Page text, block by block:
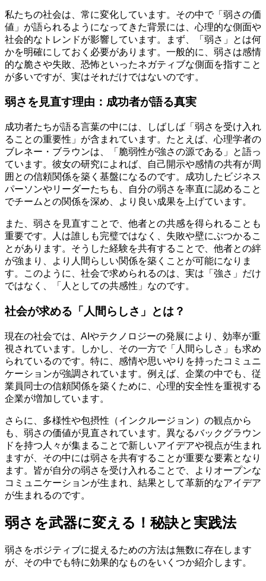
私たちの社会は、常に変化しています。その中で「弱さの価
値」が語られるようになってきた背景には、心理的な側面や
社会的なトレンドが影響しています。まず、「弱さ」とは何
かを明確にしておく必要があります。一般的に、弱さは感情
的な脆さや失敗、恐怖といったネガティブな側面を指すこと
が多いですが、実はそれだけではないのです。
弱さを見直す理由：成功者が語る真実
成功者たちが語る言葉の中には、しばしば「弱さを受け入れ
ることの重要性」が含まれています。たとえば、心理学者の
ブレネー・ブラウンは、「脆弱性が強さの源である」と語っ
ています。彼女の研究によれば、自己開示や感情の共有が周
囲との信頼関係を築く基盤になるのです。成功したビジネス
パーソンやリーダーたちも、自分の弱さを率直に認めること
でチームとの関係を深め、より良い成果を上げています。
また、弱さを見直すことで、他者との共感を得られることも
重要です。人は誰しも完璧ではなく、失敗や壁にぶつかるこ
とがあります。そうした経験を共有することで、他者との絆
が強まり、より人間らしい関係を築くことが可能になりま
す。このように、社会で求められるのは、実は「強さ」だけ
ではなく、「人としての共感性」なのです。
社会が求める「人間らしさ」とは？
現在の社会では、AIやテクノロジーの発展により、効率が重
視されています。しかし、その一方で「人間らしさ」も求め
られているのです。特に、感情や思いやりを持ったコミュニ
ケーションが強調されています。例えば、企業の中でも、従
業員同士の信頼関係を築くために、心理的安全性を重視する
企業が増加しています。
さらに、多様性や包摂性（インクルージョン）の観点から
も、弱さの価値が見直されています。異なるバックグラウン
ドを持つ人々が集まることで新しいアイデアや視点が生まれ
ますが、その中には弱さを共有することが重要な要素となり
ます。皆が自分の弱さを受け入れることで、よりオープンな
コミュニケーションが生まれ、結果として革新的なアイデア
が生まれるのです。
弱さを武器に変える！秘訣と実践法
弱さをポジティブに捉えるための方法は無数に存在します
が、その中でも特に効果的なものをいくつか紹介します。